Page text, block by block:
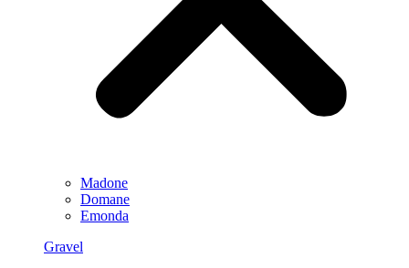
Madone
Domane
Emonda
Gravel